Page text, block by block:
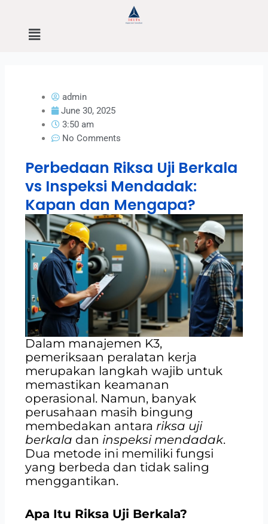
contentMenu
admin
June 30, 2025
3:50 am
No Comments
Perbedaan Riksa Uji Berkala
vs Inspeksi Mendadak:
Kapan dan Mengapa?
Dalam manajemen K3,
pemeriksaan peralatan kerja
merupakan langkah wajib untuk
memastikan keamanan
operasional. Namun, banyak
perusahaan masih bingung
membedakan antara riksa uji
berkala dan inspeksi mendadak.
Dua metode ini memiliki fungsi
yang berbeda dan tidak saling
menggantikan.
Apa Itu Riksa Uji Berkala?